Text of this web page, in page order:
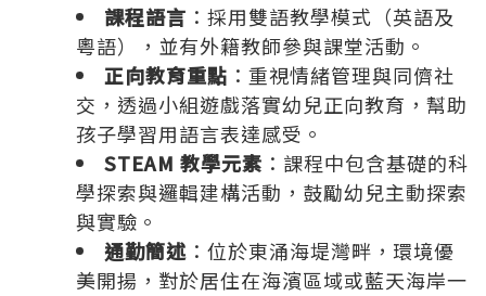
課程語言 ：採用雙語教學模式（英語及
粵語），並有外籍教師參與課堂活動。
正向教育重點 ：重視情緒管理與同儕社
交，透過小組遊戲落實幼兒正向教育，幫助
孩子學習用語言表達感受。
STEAM 教學元素 ：課程中包含基礎的科
學探索與邏輯建構活動，鼓勵幼兒主動探索
與實驗。
通勤簡述 ：位於東涌海堤灣畔，環境優
美開揚，對於居住在海濱區域或藍天海岸一